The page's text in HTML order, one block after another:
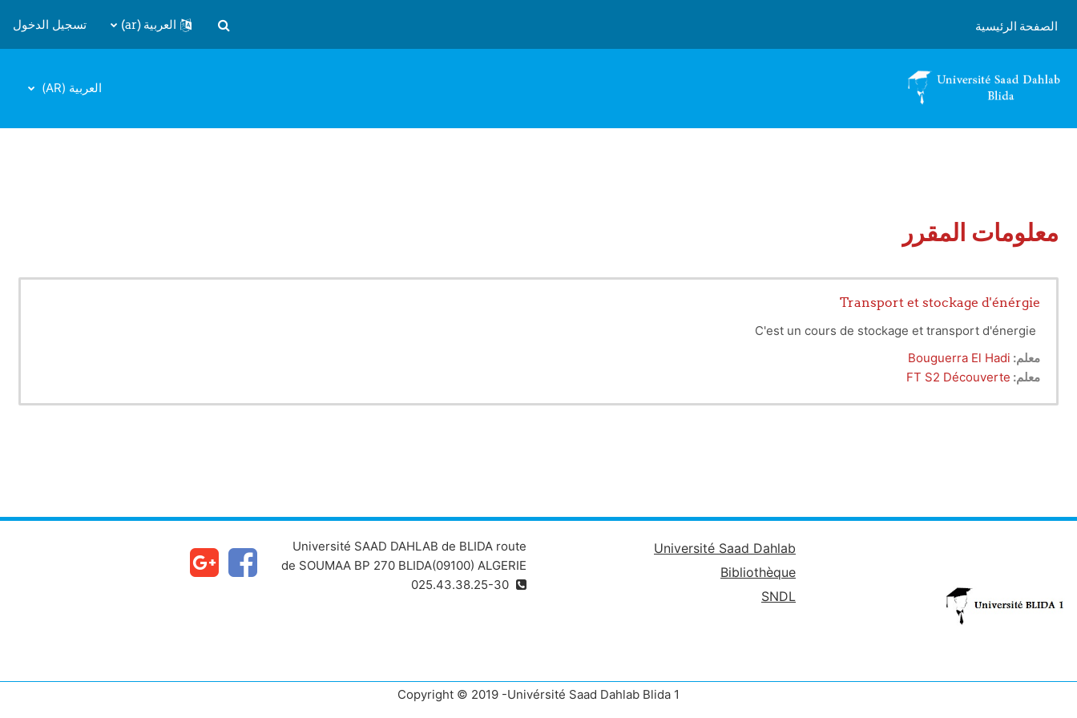
الصفحة الرئيسية
تبديل إدخال البحث
العربية ‎(ar)‎ تسجيل الدخول
العربية ‎(AR)‎
معلومات المقرر
Transport et stockage d'énérgie
C'est un cours de stockage et transport d'énergie
معلم: Bouguerra El Hadi
معلم: FT S2 Découverte
Université Saad Dahlab
Bibliothèque
SNDL
Université SAAD DAHLAB de BLIDA route
de SOUMAA BP 270 BLIDA(09100) ALGERIE
Copyright © 2019 -Univérsité Saad Dahlab Blida 1